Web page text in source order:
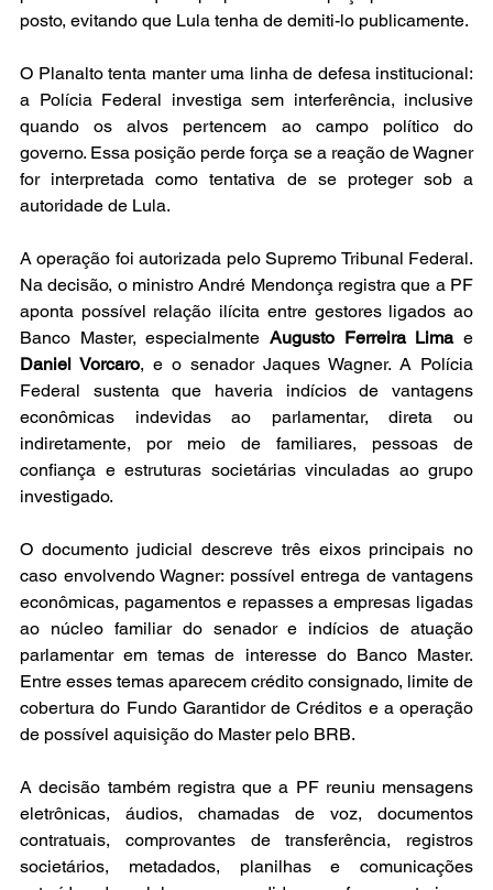
posto, evitando que Lula tenha de demiti-lo publicamente.
O Planalto tenta manter uma linha de defesa institucional:
a Polícia Federal investiga sem interferência, inclusive
quando os alvos pertencem ao campo político do
governo. Essa posição perde força se a reação de Wagner
for interpretada como tentativa de se proteger sob a
autoridade de Lula.
A operação foi autorizada pelo Supremo Tribunal Federal.
Na decisão, o ministro André Mendonça registra que a PF
aponta possível relação ilícita entre gestores ligados ao
Banco Master, especialmente Augusto Ferreira Lima
Daniel Vorcaro, e o senador Jaques Wagner. A Polícia
Federal sustenta que haveria indícios de vantagens
econômicas indevidas ao parlamentar, direta ou
indiretamente, por meio de familiares, pessoas de
confiança e estruturas societárias vinculadas ao grupo
investigado.
O documento judicial descreve três eixos principais no
caso envolvendo Wagner: possível entrega de vantagens
econômicas, pagamentos e repasses a empresas ligadas
ao núcleo familiar do senador e indícios de atuação
parlamentar em temas de interesse do Banco Master.
Entre esses temas aparecem crédito consignado, limite de
cobertura do Fundo Garantidor de Créditos e a operação
de possível aquisição do Master pelo BRB.
A decisão também registra que a PF reuniu mensagens
eletrônicas, áudios, chamadas de voz, documentos
contratuais, comprovantes de transferência, registros
societários, metadados, planilhas e comunicações